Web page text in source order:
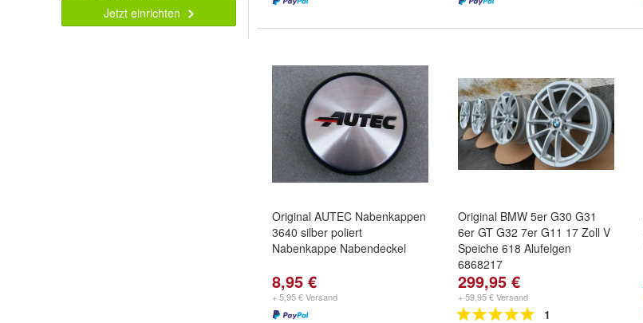
Jetzt einrichten
Original AUTEC Nabenkappen
3640 silber poliert
Nabenkappe Nabendeckel
8,95 €
+ 5,95 € Versand
Original BMW 5er G30 G31
6er GT G32 7er G11 17 Zoll V
Speiche 618 Alufelgen
6868217
299,95 €
+ 59,95 € Versand
1